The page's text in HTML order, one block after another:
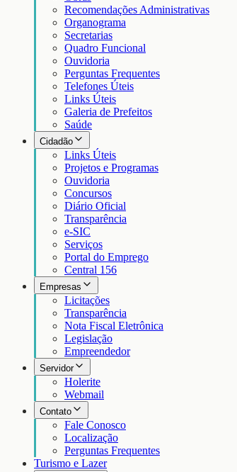
Recomendações Administrativas
Organograma
Secretarias
Quadro Funcional
Ouvidoria
Perguntas Frequentes
Telefones Úteis
Links Úteis
Galeria de Prefeitos
Saúde
Cidadão
Links Úteis
Projetos e Programas
Ouvidoria
Concursos
Diário Oficial
Transparência
e-SIC
Serviços
Portal do Emprego
Central 156
Empresas
Licitações
Transparência
Nota Fiscal Eletrônica
Legislação
Empreendedor
Servidor
Holerite
Webmail
Contato
Fale Conosco
Localização
Perguntas Frequentes
Turismo e Lazer